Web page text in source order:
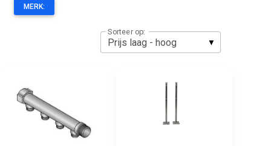
MERK:
Sorteer op: